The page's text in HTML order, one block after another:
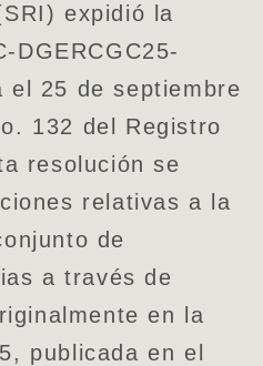
expidió la
DGERCGC25-
el 25 de septiembre
132 del Registro
resolución se
relativas a la
de
a través de
en la
publicada en el